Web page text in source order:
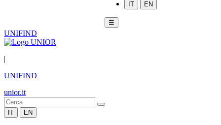
IT EN
☰
UNIFIND
|
UNIFIND
unior.it
IT EN